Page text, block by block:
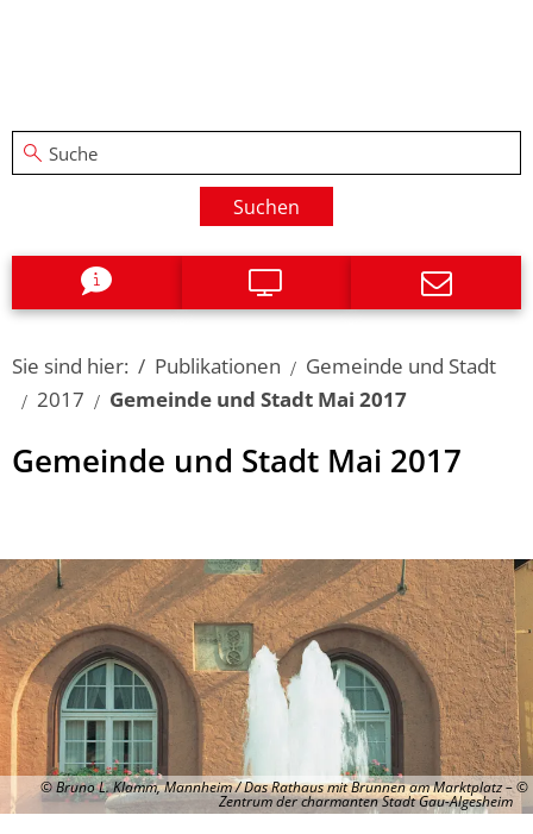
Suchen
Sie sind hier: Publikationen
Gemeinde und Stadt
2017
Gemeinde und Stadt Mai 2017
Gemeinde und Stadt Mai 2017
© Bruno L. Klamm, Mannheim / Das Rathaus mit Brunnen am Marktplatz –
Zentrum der charmanten Stadt Gau-Algesheim